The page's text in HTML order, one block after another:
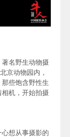
名野生动物摄
京动物园内，
些饱含野性生
机，开始拍摄
想从事摄影的